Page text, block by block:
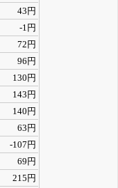
43円
-1円
72円
96円
130円
143円
140円
63円
-107円
69円
215円